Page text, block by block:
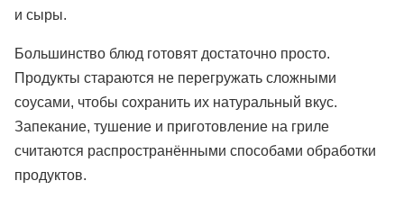
и сыры.
Большинство блюд готовят достаточно просто.
Продукты стараются не перегружать сложными
соусами, чтобы сохранить их натуральный вкус.
Запекание, тушение и приготовление на гриле
считаются распространёнными способами обработки
продуктов.